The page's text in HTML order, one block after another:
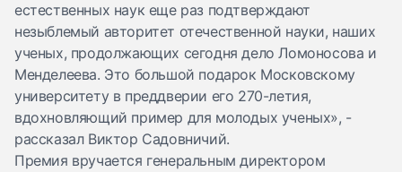
естественных наук еще раз подтверждают
незыблемый авторитет отечественной науки, наших
ученых, продолжающих сегодня дело Ломоносова и
Менделеева. Это большой подарок Московскому
университету в преддверии его 270-летия,
вдохновляющий пример для молодых ученых», -
рассказал Виктор Садовничий.
Премия вручается генеральным директором